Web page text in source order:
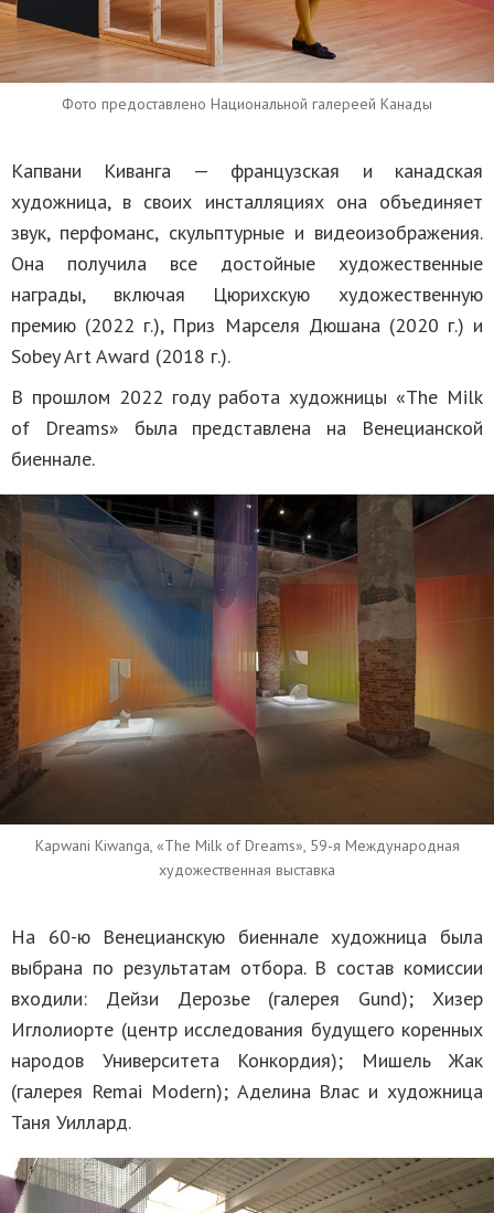
Фото предоставлено Национальной галереей Канады
Капвани Киванга — французская и канадская
художница, в своих инсталляциях она объединяет
звук, перфоманс, скульптурные и видеоизображения.
Она получила все достойные художественные
награды, включая Цюрихскую художественную
премию (2022 г.), Приз Марселя Дюшана (2020 г.) и
Sobey Art Award (2018 г.).
В прошлом 2022 году работа художницы «The Milk
of Dreams» была представлена на Венецианской
биеннале.
Kapwani Kiwanga, «The Milk of Dreams», 59-я Международная
художественная выставка
На 60-ю Венецианскую биеннале художница была
выбрана по результатам отбора. В состав комиссии
входили: Дейзи Дерозье (галерея Gund); Хизер
Иглолиорте (центр исследования будущего коренных
народов Университета Конкордия); Мишель Жак
(галерея Remai Modern); Аделина Влас и художница
Таня Уиллард.